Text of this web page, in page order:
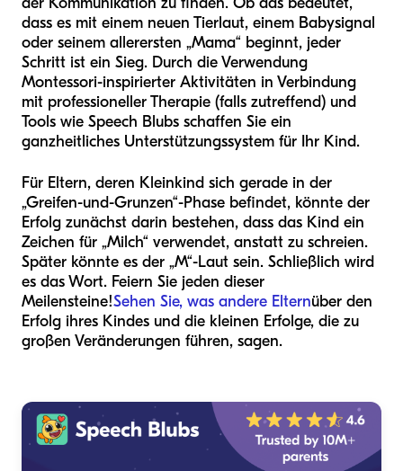
dass es mit einem neuen Tierlaut, einem Babysignal
oder seinem allerersten „Mama“ beginnt, jeder
Schritt ist ein Sieg. Durch die Verwendung
Montessori-inspirierter Aktivitäten in Verbindung
mit professioneller Therapie (falls zutreffend) und
Tools wie Speech Blubs schaffen Sie ein
ganzheitliches Unterstützungssystem für Ihr Kind.
Für Eltern, deren Kleinkind sich gerade in der
„Greifen-und-Grunzen“-Phase befindet, könnte der
Erfolg zunächst darin bestehen, dass das Kind ein
Zeichen für „Milch“ verwendet, anstatt zu schreien.
Später könnte es der „M“-Laut sein. Schließlich wird
es das Wort. Feiern Sie jeden dieser
Meilensteine!Sehen Sie, was andere Elternüber den
Erfolg ihres Kindes und die kleinen Erfolge, die zu
großen Veränderungen führen, sagen.